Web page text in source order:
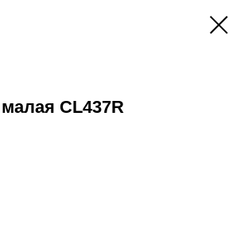
CL437R